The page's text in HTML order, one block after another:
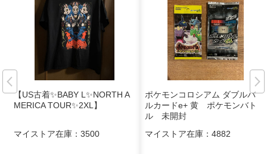
【US古着✨BABY L✨NORTH A
MERICA TOUR✨2XL】
マイストア在庫： 3500
ポケモンコロシアム ダブルバト
ルカードe+ 黄 ポケモンバト
ル 未開封
マイストア在庫： 4882